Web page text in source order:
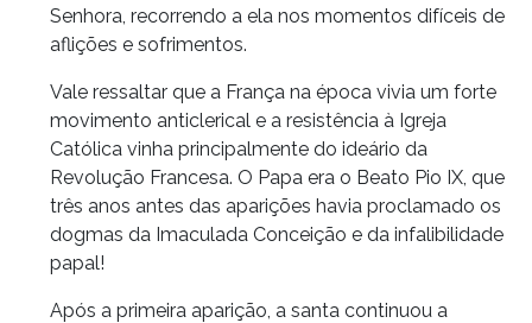
Senhora, recorrendo a ela nos momentos difíceis de
aflições e sofrimentos.
Vale ressaltar que a França na época vivia um forte
movimento anticlerical e a resistência à Igreja
Católica vinha principalmente do ideário da
Revolução Francesa. O Papa era o Beato Pio IX, que
três anos antes das aparições havia proclamado os
dogmas da Imaculada Conceição e da infalibilidade
papal!
Após a primeira aparição, a santa continuou a